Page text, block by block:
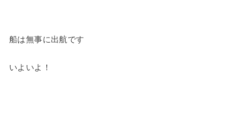
船は無事に出航です
いよいよ！